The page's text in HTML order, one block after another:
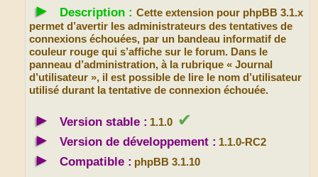
► Description : Cette extension pour phpBB 3.1.x
permet d’avertir les administrateurs des tentatives de
connexions échouées, par un bandeau informatif de
couleur rouge qui s’affiche sur le forum. Dans le
panneau d’administration, à la rubrique « Journal
d’utilisateur », il est possible de lire le nom d’utilisateur
utilisé durant la tentative de connexion échouée.
► Version stable : 1.1.0 ✔
►
Version de développement : 1.1.0-RC2
► Compatible : phpBB 3.1.10